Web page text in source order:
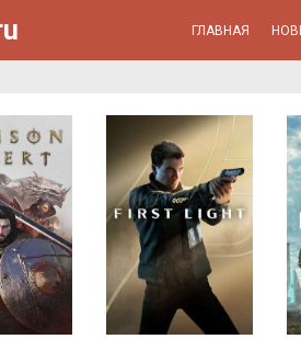
ГЛАВНАЯ